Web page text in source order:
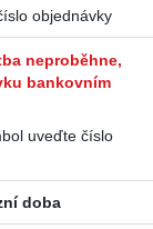
objednávky
neproběhne,
bankovním
uveďte číslo
doba